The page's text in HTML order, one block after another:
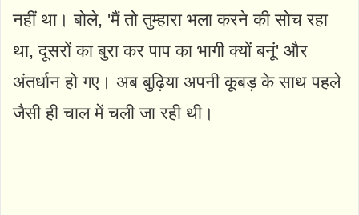
नहीं था। बोले, 'मैं तो तुम्हारा भला करने की सोच रहा
था, दूसरों का बुरा कर पाप का भागी क्यों बनूं' और
अंतर्धान हो गए। अब बुढ़िया अपनी कूबड़ के साथ पहले
जैसी ही चाल में चली जा रही थी।